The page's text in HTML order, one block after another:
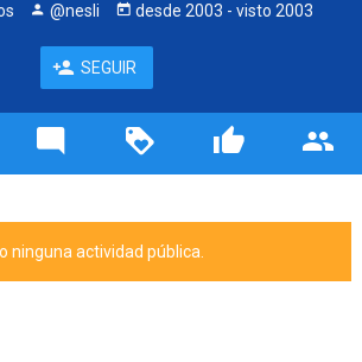
@nesli desde 2003 - visto 2003
SEGUIR
ninguna actividad pública.